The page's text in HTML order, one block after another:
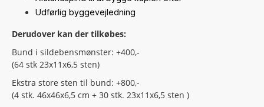
Udførlig byggevejledning
Derudover kan der tilkøbes:
Bund i sildebensmønster: +400,-
(64 stk 23x11x6,5 sten)
Ekstra store sten til bund: +800,-
(4 stk. 46x46x6,5 cm + 30 stk. 23x11x6,5 sten )